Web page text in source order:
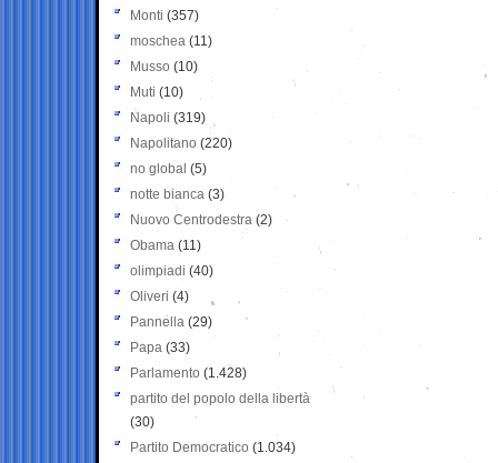
Monti (357)
moschea (11)
Musso (10)
Muti (10)
Napoli (319)
Napolitano (220)
no global (5)
notte bianca (3)
Nuovo Centrodestra (2)
Obama (11)
olimpiadi (40)
Oliveri (4)
Pannella (29)
Papa (33)
Parlamento (1.428)
partito del popolo della libertà
(30)
Partito Democratico (1.034)